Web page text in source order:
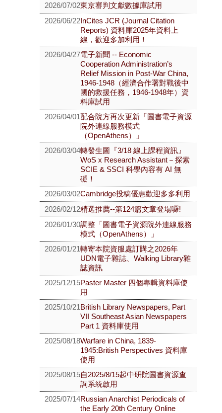
2026/07/02東京審判文獻數據庫試用
2026/06/22InCites JCR (Journal Citation
Reports) 資料庫2025年資料上
線，歡迎多加利用！
2026/04/27電子新聞 -- Economic
Cooperation Administration’s
Relief Mission in Post-War China,
1946-1948（經濟合作署對戰後中
國的救援任務，1946-1948年）資
料庫試用
2026/04/01配合院方再次更新「圖書電子資源
院外連線服務模式
（OpenAthens）」
2026/03/04轉發生圖『3/18 線上課程資訊』
WoS x Research Assistant－探索
SCIE & SSCI 科學內容有 AI 無
礙！
2026/03/02Cambridge投稿優惠歡迎多多利用
2026/02/12精選推薦--第124篇文章登場囉!
2026/01/30調整「圖書電子資源院外連線服務
模式（OpenAthens）」
2026/01/21轉寄本院資服處訂購之2026年
UDN電子雜誌、Walking Library雜
誌資訊
2025/12/15Paster Master 四個專輯資料庫使
用
2025/10/21British Library Newspapers, Part
VII Southeast Asian Newspapers
Part 1 資料庫使用
2025/08/18Warfare in China, 1839-
1945:British Perspectives 資料庫
使用
2025/08/15自2025/8/15起中研院圖書資源查
詢系統啟用
2025/07/14Russian Anarchist Periodicals of
the Early 20th Century Online